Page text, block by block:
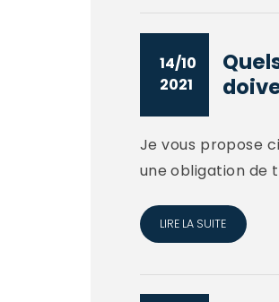
14/10
2021
Je vous propose
une obligation de
LIRE LA SUITE